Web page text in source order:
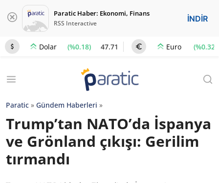
Paratic Haber: Ekonomi, Finans
RSS Interactive İNDİR
Dolar (%0.18) 47.71 Euro (%0.32)
Paratic » Gündem Haberleri »
Trump’tan NATO’da İspanya
ve Grönland çıkışı: Gerilim
tırmandı